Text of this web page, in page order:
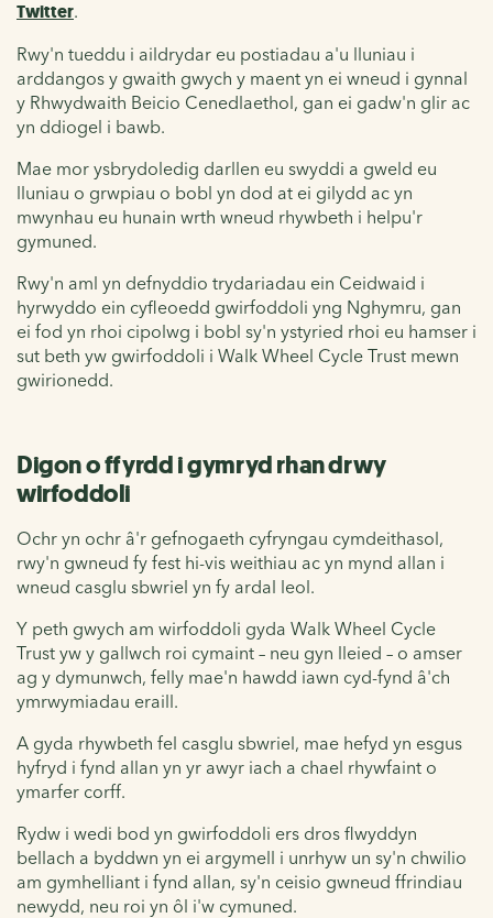
Twitter.
Rwy'n tueddu i aildrydar eu postiadau a'u lluniau i
arddangos y gwaith gwych y maent yn ei wneud i gynnal
y Rhwydwaith Beicio Cenedlaethol, gan ei gadw'n glir ac
yn ddiogel i bawb.
Mae mor ysbrydoledig darllen eu swyddi a gweld eu
lluniau o grwpiau o bobl yn dod at ei gilydd ac yn
mwynhau eu hunain wrth wneud rhywbeth i helpu'r
gymuned.
Rwy'n aml yn defnyddio trydariadau ein Ceidwaid i
hyrwyddo ein cyfleoedd gwirfoddoli yng Nghymru, gan
ei fod yn rhoi cipolwg i bobl sy'n ystyried rhoi eu hamser i
sut beth yw gwirfoddoli i Walk Wheel Cycle Trust mewn
gwirionedd.
Digon o ffyrdd i gymryd rhan drwy
wirfoddoli
Ochr yn ochr â'r gefnogaeth cyfryngau cymdeithasol,
rwy'n gwneud fy fest hi-vis weithiau ac yn mynd allan i
wneud casglu sbwriel yn fy ardal leol.
Y peth gwych am wirfoddoli gyda Walk Wheel Cycle
Trust yw y gallwch roi cymaint – neu gyn lleied – o amser
ag y dymunwch, felly mae'n hawdd iawn cyd-fynd â'ch
ymrwymiadau eraill.
A gyda rhywbeth fel casglu sbwriel, mae hefyd yn esgus
hyfryd i fynd allan yn yr awyr iach a chael rhywfaint o
ymarfer corff.
Rydw i wedi bod yn gwirfoddoli ers dros flwyddyn
bellach a byddwn yn ei argymell i unrhyw un sy'n chwilio
am gymhelliant i fynd allan, sy'n ceisio gwneud ffrindiau
newydd, neu roi yn ôl i'w cymuned.